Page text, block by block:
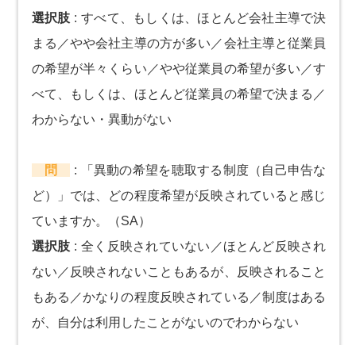
選択肢 : すべて、もしくは、ほとんど会社主導で決
まる／やや会社主導の方が多い／会社主導と従業員
の希望が半々くらい／やや従業員の希望が多い／す
べて、もしくは、ほとんど従業員の希望で決まる／
わからない・異動がない
問 :
「異動の希望を聴取する制度（自己申告な
ど）」では、どの程度希望が反映されていると感じ
ていますか。（SA）
選択肢 : 全く反映されていない／ほとんど反映され
ない／反映されないこともあるが、反映されること
もある／かなりの程度反映されている／制度はある
が、自分は利用したことがないのでわからない